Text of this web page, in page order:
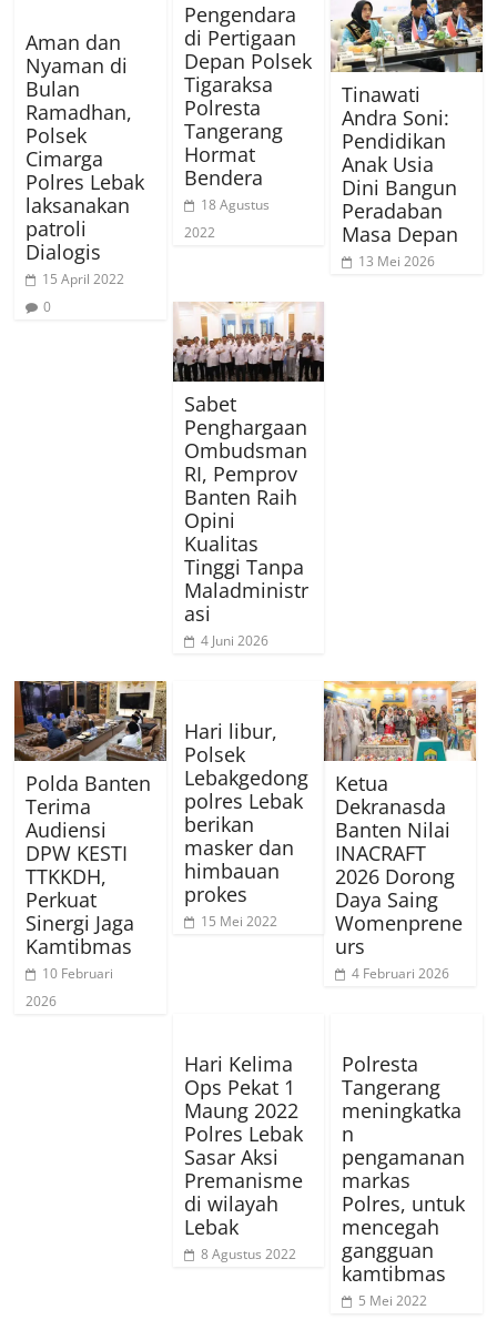
Aman dan
Nyaman di
Bulan
Ramadhan,
Polsek
Cimarga
Polres Lebak
laksanakan
patroli
Dialogis
15 April 2022
0
Pengendara
di Pertigaan
Depan Polsek
Tigaraksa
Polresta
Tangerang
Hormat
Bendera
18 Agustus
2022
Tinawati
Andra Soni:
Pendidikan
Anak Usia
Dini Bangun
Peradaban
Masa Depan
13 Mei 2026
Sabet
Penghargaan
Ombudsman
RI, Pemprov
Banten Raih
Opini
Kualitas
Tinggi Tanpa
Maladministr
asi
4 Juni 2026
Polda Banten
Terima
Audiensi
DPW KESTI
TTKKDH,
Perkuat
Sinergi Jaga
Kamtibmas
10 Februari
2026
Hari libur,
Polsek
Lebakgedong
polres Lebak
berikan
masker dan
himbauan
prokes
15 Mei 2022
Ketua
Dekranasda
Banten Nilai
INACRAFT
2026 Dorong
Daya Saing
Womenprene
urs
4 Februari 2026
Hari Kelima
Ops Pekat 1
Maung 2022
Polres Lebak
Sasar Aksi
Premanisme
di wilayah
Lebak
8 Agustus 2022
Polresta
Tangerang
meningkatka
n
pengamanan
markas
Polres, untuk
mencegah
gangguan
kamtibmas
5 Mei 2022